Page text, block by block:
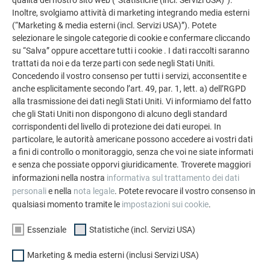
UNA BELLA SFIDA
In Belgio Daniël Platteau è considerato la star dei conciatetti
e dei lattonieri del settore edile. «Finora abbiamo lavorato
molto con il rame e lo zinco. Quella di utilizzare le scaglie in
alluminio della PREFA è stata quindi una bella sfida»,
sottolinea l’imprenditore. In più fa notare che personalmente
finora ha «sempre apprezzato la costanza del colore e la
lunga garanzia dei prodotti PREFA, per cui lavorare con
questo materiale è un piacere». Nel progetto del centro
culturale è stato importante tener conto dello schema di
richiesto accorgimenti speciali. Per rivestire il corpo
leggera curvatura con un raggio relativamente piccolo.
Inoltre, svolgiamo attività di marketing integrando media esterni
(“Marketing & media esterni (incl. Servizi USA)”). Potete
selezionare le singole categorie di cookie e confermare cliccando
su “Salva” oppure accettare tutti i cookie . I dati raccolti saranno
trattati da noi e da terze parti con sede negli Stati Uniti.
Concedendo il vostro consenso per tutti i servizi, acconsentite e
anche esplicitamente secondo l’art. 49, par. 1, lett. a) dell’RGPD
alla trasmissione dei dati negli Stati Uniti. Vi informiamo del fatto
che gli Stati Uniti non dispongono di alcuno degli standard
corrispondenti del livello di protezione dei dati europei. In
particolare, le autorità americane possono accedere ai vostri dati
a fini di controllo o monitoraggio, senza che voi ne siate informati
e senza che possiate opporvi giuridicamente. Troverete maggiori
informazioni nella nostra informativa sul trattamento dei dati
personalie nella nota legale. Potete revocare il vostro consenso in
qualsiasi momento tramite le impostazioni sui cookie.
Essenziale Statistiche (incl. Servizi USA)
Marketing & media esterni (inclusi Servizi USA)